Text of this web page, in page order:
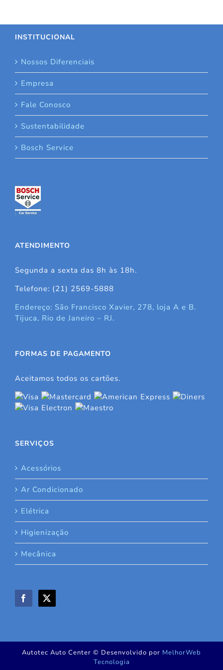
INSTITUCIONAL
Nossos Diferenciais
Empresa
Fale Conosco
Sustentabilidade
Bosch Service
ATENDIMENTO
Segunda a sexta das 8h às 18h.
Telefone: (21) 2569-5888
Endereço: São Francisco Xavier, 278, loja A e B.
Tijuca, Rio de Janeiro – RJ.
FORMAS DE PAGAMENTO
Aceitamos todos os cartões.
SERVIÇOS
Acessórios
Ar Condicionado
Elétrica
Higienização
Mecânica
Autotec Auto Center © Desenvolvido por MelhorWeb
Tecnologia